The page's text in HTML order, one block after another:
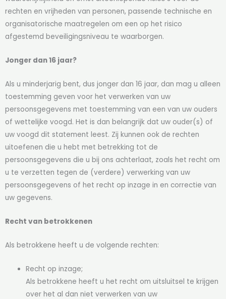
rechten en vrijheden van personen, passende technische en
organisatorische maatregelen om een op het risico
afgestemd beveiligingsniveau te waarborgen.
Jonger dan 16 jaar?
Als u minderjarig bent, dus jonger dan 16 jaar, dan mag u alleen
toestemming geven voor het verwerken van uw
persoonsgegevens met toestemming van een van uw ouders
of wettelijke voogd. Het is dan belangrijk dat uw ouder(s) of
uw voogd dit statement leest. Zij kunnen ook de rechten
uitoefenen die u hebt met betrekking tot de
persoonsgegevens die u bij ons achterlaat, zoals het recht om
u te verzetten tegen de (verdere) verwerking van uw
persoonsgegevens of het recht op inzage in en correctie van
uw gegevens.
Recht van betrokkenen
Als betrokkene heeft u de volgende rechten:
Recht op inzage;
Als betrokkene heeft u het recht om uitsluitsel te krijgen
over het al dan niet verwerken van uw